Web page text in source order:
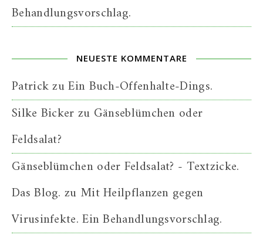
Behandlungsvorschlag.
NEUESTE KOMMENTARE
PatrickzuEin Buch-Offenhalte-Dings.
Silke Bickerzu Gänseblümchen oder
Feldsalat?
Gänseblümchen oder Feldsalat? - Textzicke.
Das Blog. zu Mit Heilpflanzen gegen
Virusinfekte. Ein Behandlungsvorschlag.